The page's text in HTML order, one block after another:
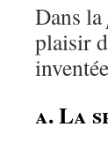
Dans la
plaisir
a. La